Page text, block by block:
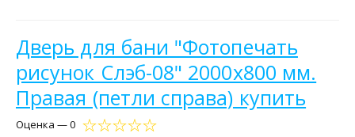
Дверь для бани "Фотопечать
рисунок Слэб-08" 2000х800 мм.
Правая (петли справа) купить
Оценка — 0